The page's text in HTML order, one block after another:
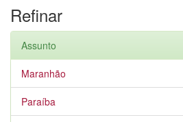
Refinar
Assunto
Maranhão
Paraíba